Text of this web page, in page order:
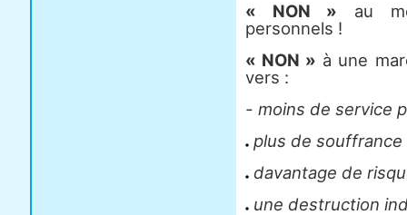
« NON » au
personnels !
« NON » à une
vers :
- moins de service
plus de
davantage de
une destruction